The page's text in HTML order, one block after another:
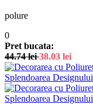
polure
0
Pret bucata:
44.74lei 38.03 lei